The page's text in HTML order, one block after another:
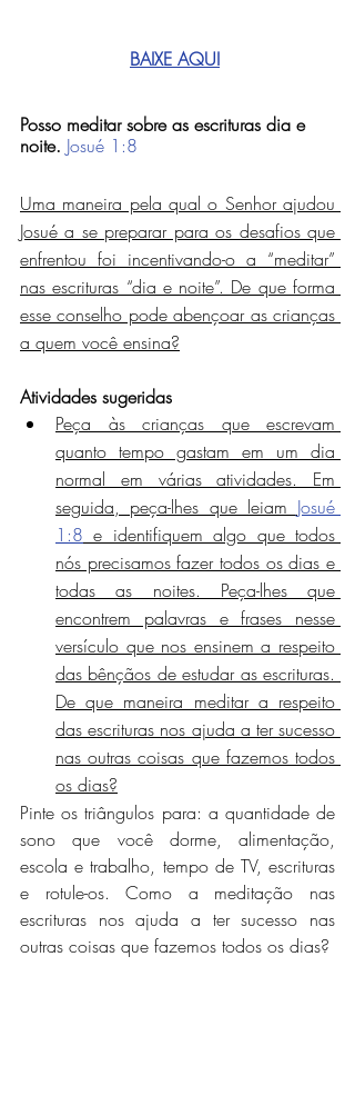
BAIXE AQUI
Posso meditar sobre as escrituras dia e
noite. Josué 1:8
Uma maneira pela qual o Senhor ajudou
Josué a se preparar para os desafios que
enfrentou foi incentivando-o a “meditar”
nas escrituras “dia e noite”. De que forma
esse conselho pode abençoar as crianças
a quem você ensina?
Atividades sugeridas
Peça às crianças que escrevam
quanto tempo gastam em um dia
normal em várias atividades. Em
seguida, peça-lhes que leiam Josué
1:8 e identifiquem algo que todos
nós precisamos fazer todos os dias e
todas as noites. Peça-lhes que
encontrem palavras e frases nesse
versículo que nos ensinem a respeito
das bênçãos de estudar as escrituras.
De que maneira meditar a respeito
das escrituras nos ajuda a ter sucesso
nas outras coisas que fazemos todos
os dias?
Pinte os triângulos para: a quantidade de
sono que você dorme, alimentação,
escola e trabalho, tempo de TV, escrituras
e rotule-os. Como a meditação nas
escrituras nos ajuda a ter sucesso nas
outras coisas que fazemos todos os dias?